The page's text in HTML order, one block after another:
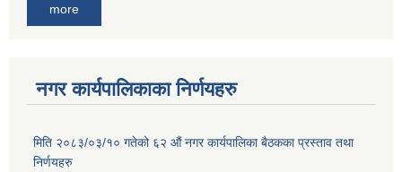
more
नगर कार्यपालिकाका निर्णयहरु
मिति २०८३/०३/१० गतेको ६२ औं नगर कार्यपालिका बैठकका प्रस्ताव तथा
निर्णयहरु